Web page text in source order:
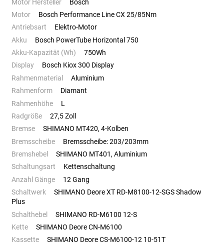
Motor Hersteller
Bosch
Motor
Bosch Performance Line CX 25/85Nm
Antriebsart
Elektro-Motor
Akku
Bosch PowerTube Horizontal 750
Akku-Kapazität (Wh)
750Wh
Display
Bosch Kiox 300 Display
Rahmenmaterial
Aluminium
Rahmenform
Diamant
Rahmenhöhe
L
Radgröße
27,5 Zoll
Bremse
SHIMANO MT420, 4-Kolben
Bremsscheibe
Bremsscheibe: 203/203mm
Bremshebel
SHIMANO MT401, Aluminium
Schaltungsart
Kettenschaltung
Anzahl Gänge
12 Gang
Schaltwerk
SHIMANO Deore XT RD-M8100-12-SGS Shadow
Plus
Schalthebel
SHIMANO RD-M6100 12-S
Kette
SHIMANO Deore CN-M6100
Kassette
SHIMANO Deore CS-M6100-12 10-51T